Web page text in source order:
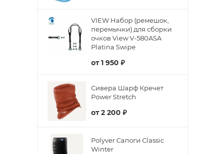
VIEW Набор (ремешок,
перемычки) для сборки
очков View V-580ASA
Platina Swipe
от1 950 ₽
Сивера Шарф Кречет
Power Stretch
от2 200 ₽
Polyver Сапоги Classic
Winter